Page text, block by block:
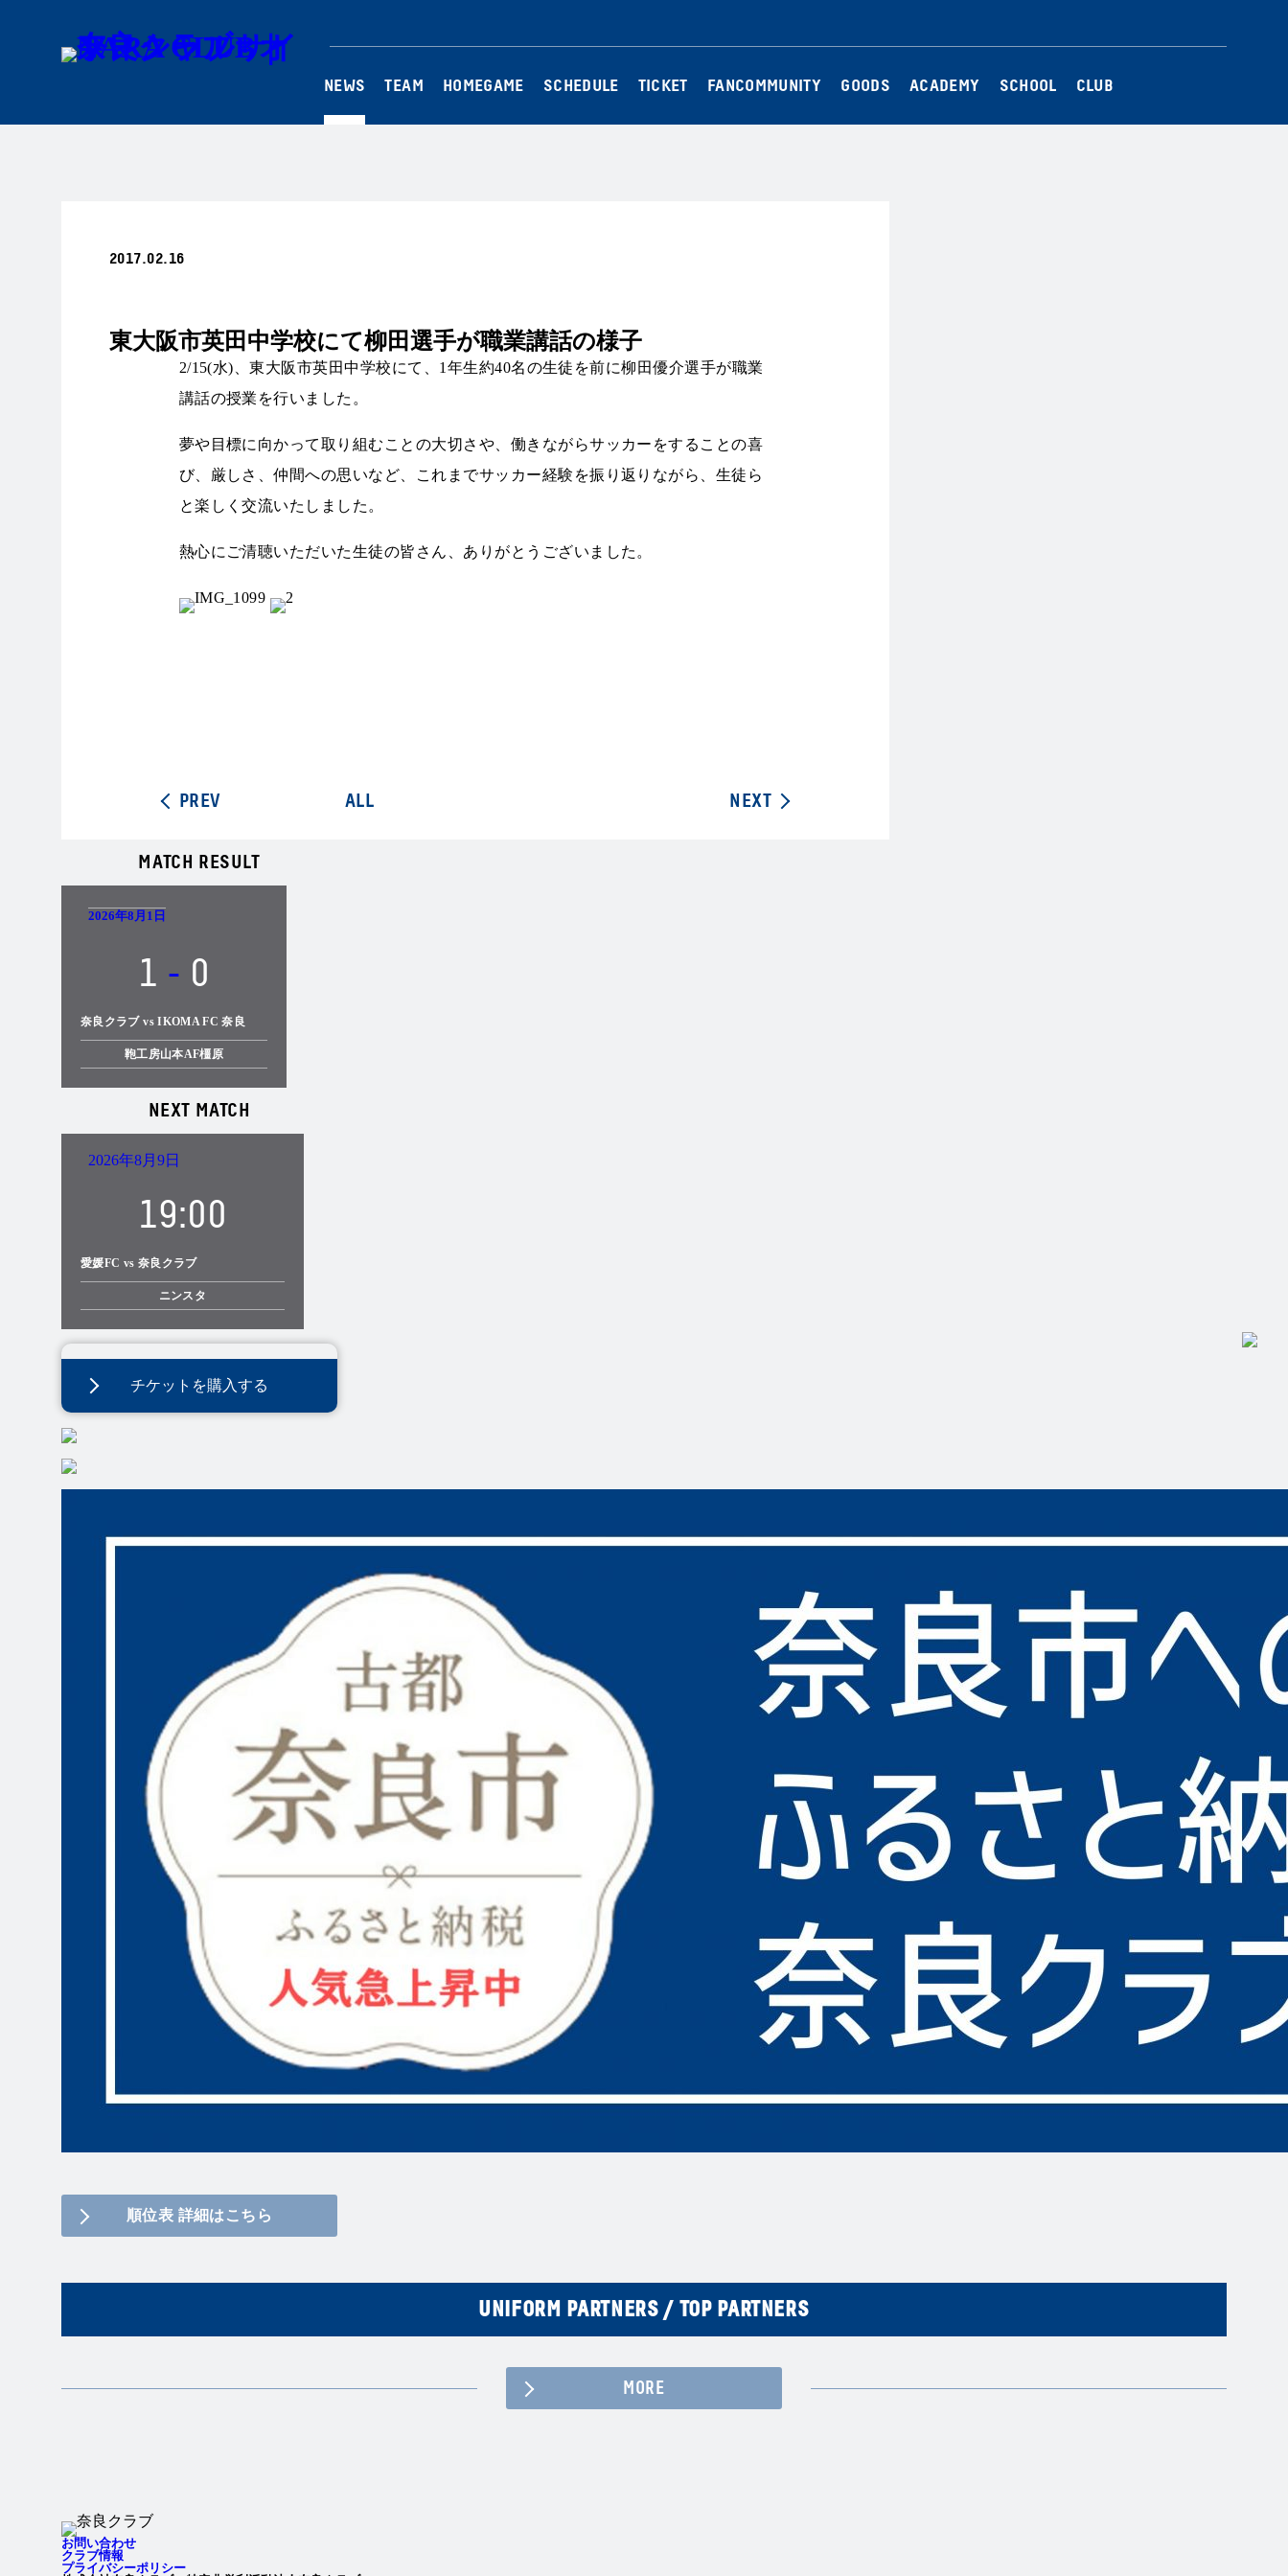
NEWS TEAM HOMEGAME SCHEDULE TICKET FANCOMMUNITY GOODS ACADEMY SCHOOL CLUB
2017.02.16
東大阪市英田中学校にて柳田選手が職業講話の様子
2/15(水)、東大阪市英田中学校にて、1年生約40名の生徒を前に柳田優介選手が職業
講話の授業を行いました。
夢や目標に向かって取り組むことの大切さや、働きながらサッカーをすることの喜
び、厳しさ、仲間への思いなど、これまでサッカー経験を振り返りながら、生徒ら
と楽しく交流いたしました。
熱心にご清聴いただいた生徒の皆さん、ありがとうございました。
PREV ALL NEXT
MATCH RESULT
2026年8月1日
1 - 0
鞄工房山本AF橿原
奈良クラブ vs IKOMA FC 奈良
NEXT MATCH
2026年8月9日
19:00
ニンスタ
愛媛FC vs 奈良クラブ
チケットを購入する
順位表 詳細はこちら
UNIFORM PARTNERS / TOP PARTNERS
MORE
お問い合わせ
クラブ情報
プライバシーポリシー